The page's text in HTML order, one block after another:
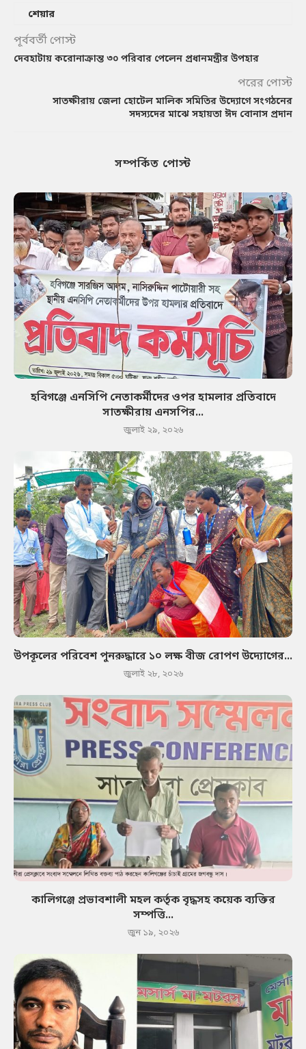
শেয়ার
পূর্ববর্তী পোস্ট
দেবহাটায় করোনাক্রান্ত ৩০ পরিবার পেলেন প্রধানমন্ত্রীর উপহার
পরের পোস্ট
সাতক্ষীরায় জেলা হোটেল মালিক সমিতির উদ্যোগে সংগঠনের
সদস্যদের মাঝে সহায়তা ঈদ বোনাস প্রদান
সম্পর্কিত পোস্ট
হবিগঞ্জে এনসিপি নেতাকর্মীদের ওপর হামলার প্রতিবাদে
সাতক্ষীরায় এনসপির...
জুলাই ২৯, ২০২৬
উপকূলের পরিবেশ পুনরুদ্ধারে ১০ লক্ষ বীজ রোপণ উদ্যোগের...
জুলাই ২৮, ২০২৬
কালিগঞ্জে প্রভাবশালী মহল কর্তৃক বৃদ্ধসহ কয়েক ব্যক্তির
সম্পত্তি...
জুন ১৯, ২০২৬